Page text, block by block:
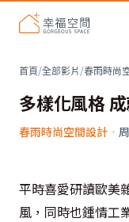
首頁/全部影片/春雨時尚
多樣化風格
春雨時尚空間設計 ·
平時喜愛研讀歐美
風，同時也鍾情工